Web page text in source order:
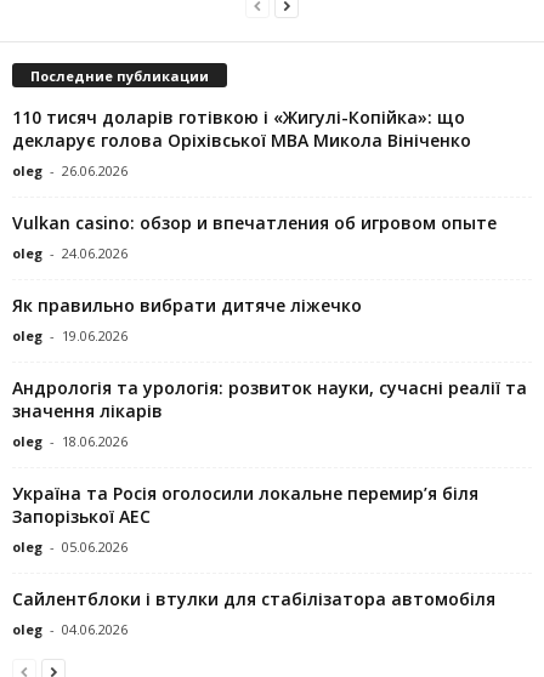
Последние публикации
110 тисяч доларів готівкою і «Жигулі-Копійка»: що
декларує голова Оріхівської МВА Микола Вініченко
oleg - 26.06.2026
Vulkan casino: обзор и впечатления об игровом опыте
oleg - 24.06.2026
Як правильно вибрати дитяче ліжечко
oleg - 19.06.2026
Андрологія та урологія: розвиток науки, сучасні реалії та
значення лікарів
oleg - 18.06.2026
Україна та Росія оголосили локальне перемир’я біля
Запорізької АЕС
oleg - 05.06.2026
Сайлентблоки і втулки для стабілізатора автомобіля
oleg - 04.06.2026